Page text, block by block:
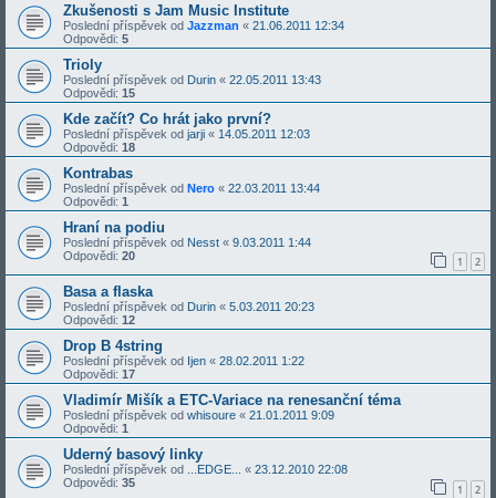
Zkušenosti s Jam Music Institute
Poslední příspěvek od Jazzman « 21.06.2011 12:34
Odpovědi: 5
Trioly
Poslední příspěvek od Durin « 22.05.2011 13:43
Odpovědi: 15
Kde začít? Co hrát jako první?
Poslední příspěvek od jarji « 14.05.2011 12:03
Odpovědi: 18
Kontrabas
Poslední příspěvek od Nero « 22.03.2011 13:44
Odpovědi: 1
Hraní na podiu
Poslední příspěvek od Nesst « 9.03.2011 1:44
Odpovědi: 20 1 2
Basa a flaska
Poslední příspěvek od Durin « 5.03.2011 20:23
Odpovědi: 12
Drop B 4string
Poslední příspěvek od Ijen « 28.02.2011 1:22
Odpovědi: 17
Vladimír Mišík a ETC-Variace na renesanční téma
Poslední příspěvek od whisoure « 21.01.2011 9:09
Odpovědi: 1
Uderný basový linky
Poslední příspěvek od ...EDGE... « 23.12.2010 22:08
Odpovědi: 35 1 2